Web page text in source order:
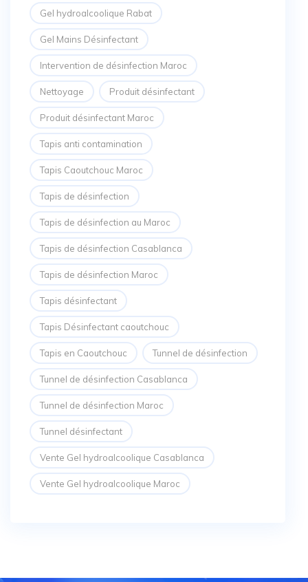
Gel hydroalcoolique Rabat
Gel Mains Désinfectant
Intervention de désinfection Maroc
Nettoyage Produit désinfectant
Produit désinfectant Maroc
Tapis anti contamination
Tapis Caoutchouc Maroc
Tapis de désinfection
Tapis de désinfection au Maroc
Tapis de désinfection Casablanca
Tapis de désinfection Maroc
Tapis désinfectant
Tapis Désinfectant caoutchouc
Tapis en Caoutchouc Tunnel de désinfection
Tunnel de désinfection Casablanca
Tunnel de désinfection Maroc
Tunnel désinfectant
Vente Gel hydroalcoolique Casablanca
Vente Gel hydroalcoolique Maroc